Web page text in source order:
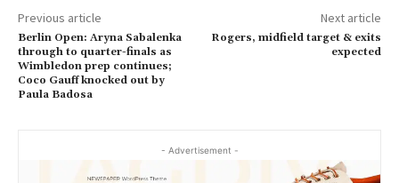
Previous article
Berlin Open: Aryna Sabalenka
through to quarter-finals as
Wimbledon prep continues;
Coco Gauff knocked out by
Paula Badosa
Next article
Rogers, midfield target & exits
expected
- Advertisement -